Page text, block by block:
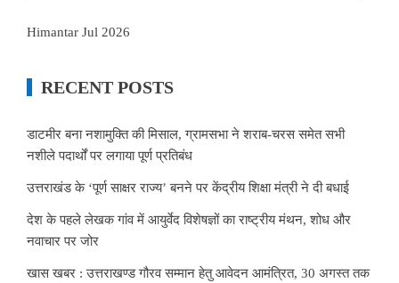
Himantar Jul 2026
RECENT POSTS
डाटमीर बना नशामुक्ति की मिसाल, ग्रामसभा ने शराब-चरस समेत सभी
नशीले पदार्थों पर लगाया पूर्ण प्रतिबंध
उत्तराखंड के ‘पूर्ण साक्षर राज्य’ बनने पर केंद्रीय शिक्षा मंत्री ने दी बधाई
देश के पहले लेखक गांव में आयुर्वेद विशेषज्ञों का राष्ट्रीय मंथन, शोध और
नवाचार पर जोर
खास खबर : उत्तराखण्ड गौरव सम्मान हेतु आवेदन आमंत्रित, 30 अगस्त तक